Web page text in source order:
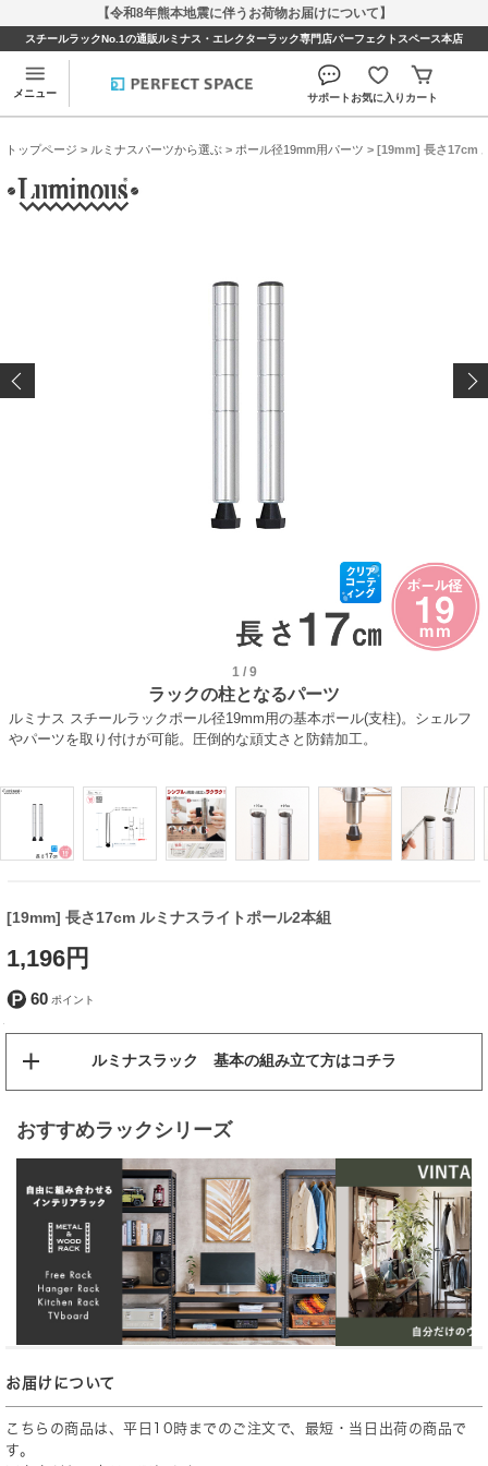
【令和8年熊本地震に伴うお荷物お届けについて】
スチールラックNo.1の通販ルミナス・エレクターラック専門店パーフェクトスペース本店
メニュー サポートお気に入り カート
トップページ > ルミナスパーツから選ぶ > ポール径19mm用パーツ > [19mm] 長さ17cm
1/ 9
ラックの柱となるパーツ
ルミナス スチールラックポール径19mm用の基本ポール(支柱)。シェルフ
やパーツを取り付けが可能。圧倒的な頑丈さと防錆加工。
[19mm] 長さ17cm ルミナスライトポール2本組
1,196円
60
ルミナスラック 基本の組み立て方はコチラ
おすすめラックシリーズ